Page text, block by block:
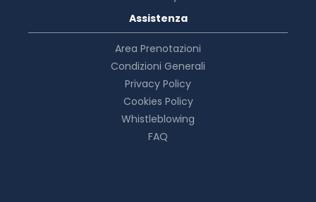
Assistenza
Area Prenotazioni
Condizioni Generali
Privacy Policy
Cookies Policy
Whistleblowing
FAQ